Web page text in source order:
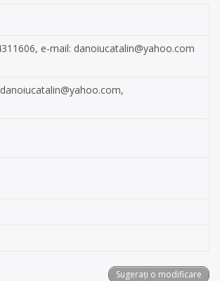
e-mail: danoiucatalin@yahoo.com
danoiucatalin@yahoo.com,
Sugerați o modificare